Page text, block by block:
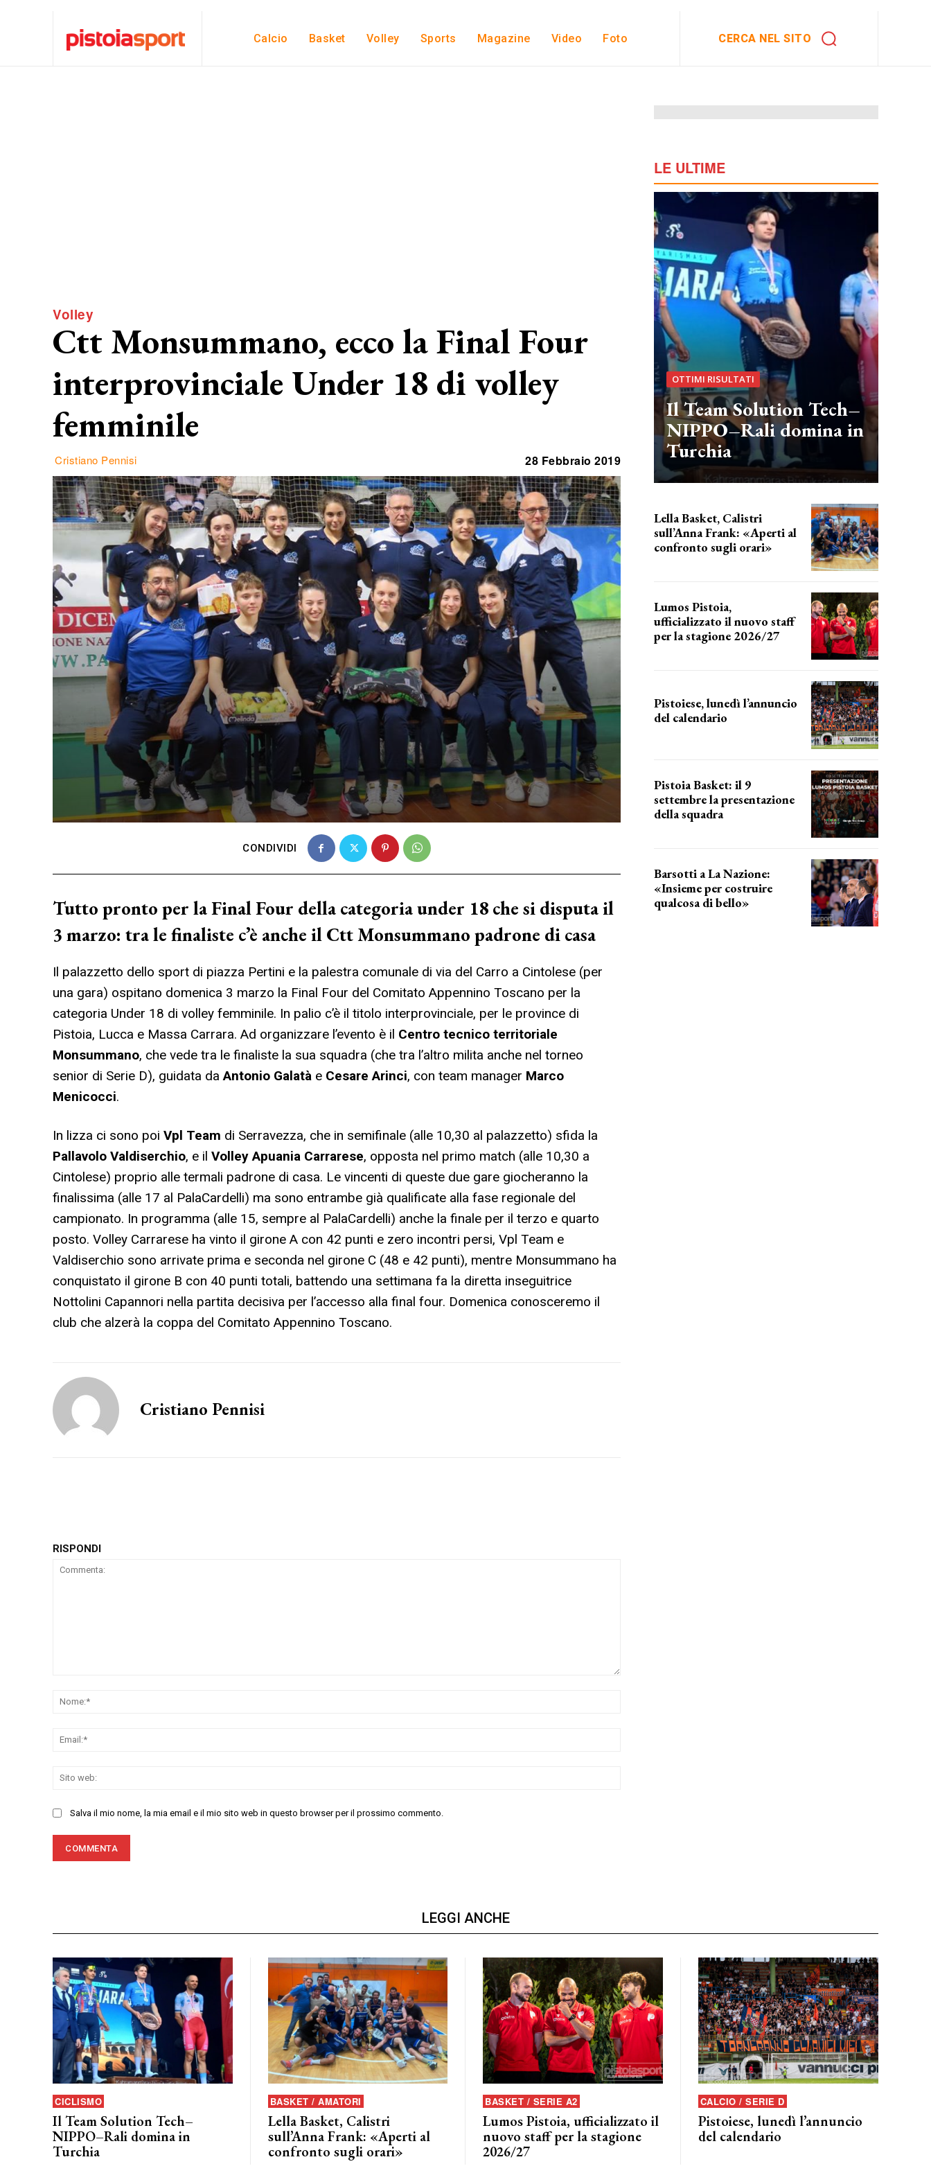
Calcio Basket Volley Sports Magazine Video Foto CERCA NEL SITO
Volley
Ctt Monsummano, ecco la Final Four
interprovinciale Under 18 di volley
femminile
Cristiano Pennisi 28 Febbraio 2019
CONDIVIDI
Tutto pronto per la Final Four della categoria under 18 che si disputa il
3 marzo: tra le finaliste c’è anche il Ctt Monsummano padrone di casa
Il palazzetto dello sport di piazza Pertini e la palestra comunale di via del Carro a Cintolese (per
una gara) ospitano domenica 3 marzo la Final Four del Comitato Appennino Toscano per la
categoria Under 18 di volley femminile. In palio c’è il titolo interprovinciale, per le province di
Pistoia, Lucca e Massa Carrara. Ad organizzare l’evento è il Centro tecnico territoriale
Monsummano, che vede tra le finaliste la sua squadra (che tra l’altro milita anche nel torneo
senior di Serie D), guidata daAntonio Galatà e Cesare Arinci, con team manager Marco
Menicocci.
In lizza ci sono poi Vpl Team di Serravezza, che in semifinale (alle 10,30 al palazzetto) sfida la
Pallavolo Valdiserchio, e il Volley Apuania Carrarese, opposta nel primo match (alle 10,30 a
Cintolese) proprio alle termali padrone di casa. Le vincenti di queste due gare giocheranno la
finalissima (alle 17 al PalaCardelli) ma sono entrambe già qualificate alla fase regionale del
campionato. In programma (alle 15, sempre al PalaCardelli) anche la finale per il terzo e quarto
posto. Volley Carrarese ha vinto il girone A con 42 punti e zero incontri persi, Vpl Team e
Valdiserchio sono arrivate prima e seconda nel girone C (48 e 42 punti), mentre Monsummano ha
conquistato il girone B con 40 punti totali, battendo una settimana fa la diretta inseguitrice
Nottolini Capannori nella partita decisiva per l’accesso alla final four. Domenica conosceremo il
club che alzerà la coppa del Comitato Appennino Toscano.
Cristiano Pennisi
RISPONDI
Salva il mio nome, la mia email e il mio sito web in questo browser per il prossimo commento.
LE ULTIME
OTTIMI RISULTATI
Il Team Solution Tech–
NIPPO–Rali domina in
Turchia
Lella Basket, Calistri
sull’Anna Frank: «Aperti al
confronto sugli orari»
Lumos Pistoia,
ufficializzato il nuovo staff
per la stagione 2026/27
Pistoiese, lunedì l’annuncio
del calendario
Pistoia Basket: il 9
settembre la presentazione
della squadra
Barsotti a La Nazione:
«Insieme per costruire
qualcosa di bello»
LEGGI ANCHE
CICLISMO
Il Team Solution Tech–
NIPPO–Rali domina in
Turchia
BASKET / AMATORI
Lella Basket, Calistri
sull’Anna Frank: «Aperti al
confronto sugli orari»
BASKET / SERIE A2
Lumos Pistoia, ufficializzato il
nuovo staff per la stagione
2026/27
CALCIO / SERIE D
Pistoiese, lunedì l’annuncio
del calendario